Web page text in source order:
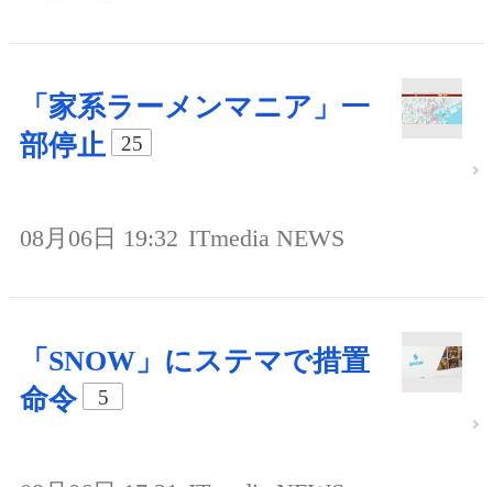
「家系ラーメンマニア」一
部停止
25
08月06日 19:32 ITmedia NEWS
「SNOW」にステマで措置
命令
5